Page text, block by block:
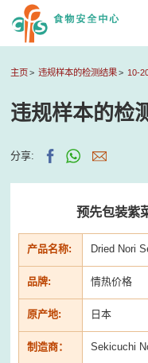
主页 违规样本的检测结果 10-
违规样本的检
分享:
预先包装紫
产品名称: Dried Nori
品牌: 情热价格
原产地: 日本
制造商： Sekicuchi